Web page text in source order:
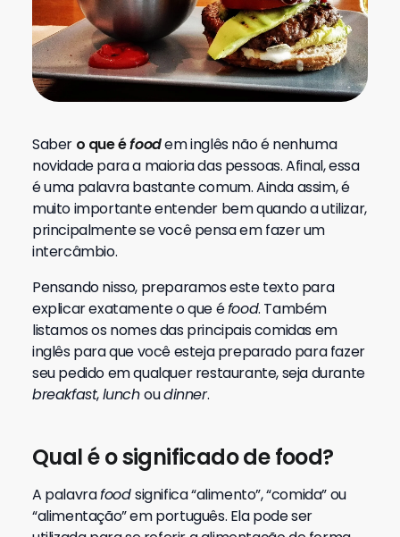
Saber o que éfoodem inglês não é nenhuma
novidade para a maioria das pessoas. Afinal, essa
é uma palavra bastante comum.Ainda assim, é
muito importante entender bem quando a utilizar,
principalmente se você pensa em fazer um
intercâmbio.
Pensando nisso, preparamos este texto para
explicar exatamente o que éfood. Também
listamos os nomes das principais comidas em
inglês para que você esteja preparado para fazer
seu pedido em qualquer restaurante, seja durante
breakfast,lunchoudinner.
Qual é o significado de food?
A palavrafoodsignifica “alimento”, “comida” ou
“alimentação” em português. Ela pode ser